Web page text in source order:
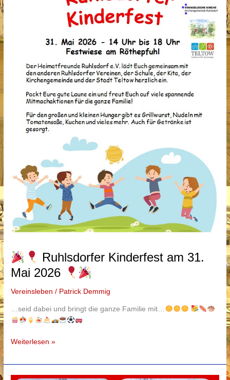
Ruhlsdorfer Kinderfest am 31.
Mai 2026
Vereinsleben / Patrick Demmig
…seid dabei und bringt die ganze Familie mit…
Ruhlsdorfer
Kinderfest
Weiterlesen »